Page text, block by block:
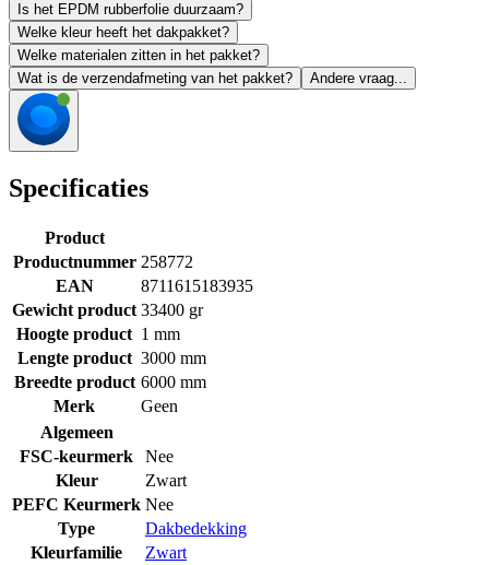
Is het EPDM rubberfolie duurzaam?
Welke kleur heeft het dakpakket?
Welke materialen zitten in het pakket?
Wat is de verzendafmeting van het pakket?
Andere vraag...
Specificaties
Product
Productnummer 258772
EAN
8711615183935
Gewicht product 33400 gr
Hoogte product 1 mm
Lengte product 3000 mm
Breedte product 6000 mm
Merk
Geen
Algemeen
FSC-keurmerk
Nee
Kleur
Zwart
PEFC Keurmerk Nee
Type
Dakbedekking
Kleurfamilie
Zwart